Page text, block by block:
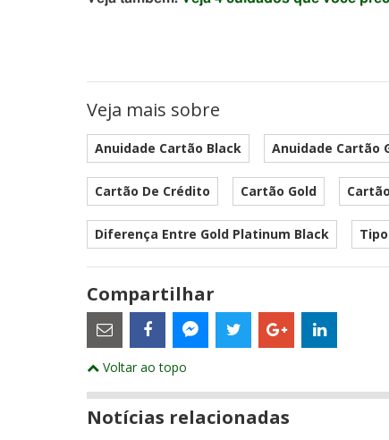
Veja mais sobre
Anuidade Cartão Black Anuidade Cartão
Cartão De Crédito Cartão Gold
Diferença Entre Gold Platinum Black
Compartilhar
Estes
são
links
externos
abrirão
nova
janela
este
post
com
Email
este
post
com
Facebook
post
com
Messenger
post
com
Twitter
post
com
Google+
post
com
Voltar ao topo
Notícias relacionadas